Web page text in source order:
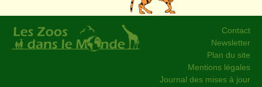
Contact
Newsletter
Plan du site
Mentions légales
Journal des mises à jour